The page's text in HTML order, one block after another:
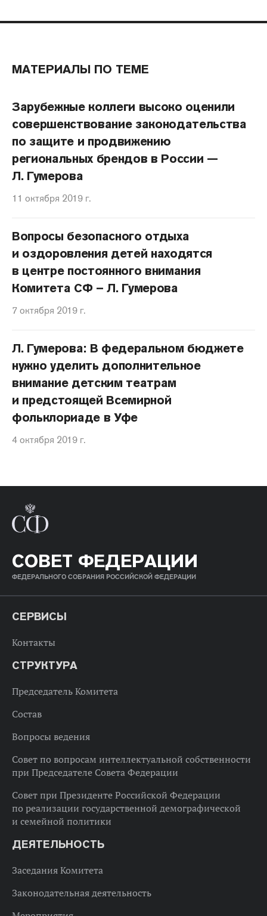
МАТЕРИАЛЫ ПО ТЕМЕ
Зарубежные коллеги высоко оценили
совершенствование законодательства
по защите и продвижению
региональных брендов в России —
Л. Гумерова
11 октября 2019 г.
Вопросы безопасного отдыха
и оздоровления детей находятся
в центре постоянного внимания
Комитета СФ – Л. Гумерова
7 октября 2019 г.
Л. Гумерова: В федеральном бюджете
нужно уделить дополнительное
внимание детским театрам
и предстоящей Всемирной
фольклориаде в Уфе
4 октября 2019 г.
СОВЕТ ФЕДЕРАЦИИ
ФЕДЕРАЛЬНОГО СОБРАНИЯ РОССИЙСКОЙ ФЕДЕРАЦИИ
СЕРВИСЫ
Контакты
СТРУКТУРА
Председатель Комитета
Состав
Вопросы ведения
Совет по вопросам интеллектуальной собственности
при Председателе Совета Федерации
Совет при Президенте Российской Федерации
по реализации государственной демографической
и семейной политики
ДЕЯТЕЛЬНОСТЬ
Заседания Комитета
Законодательная деятельность